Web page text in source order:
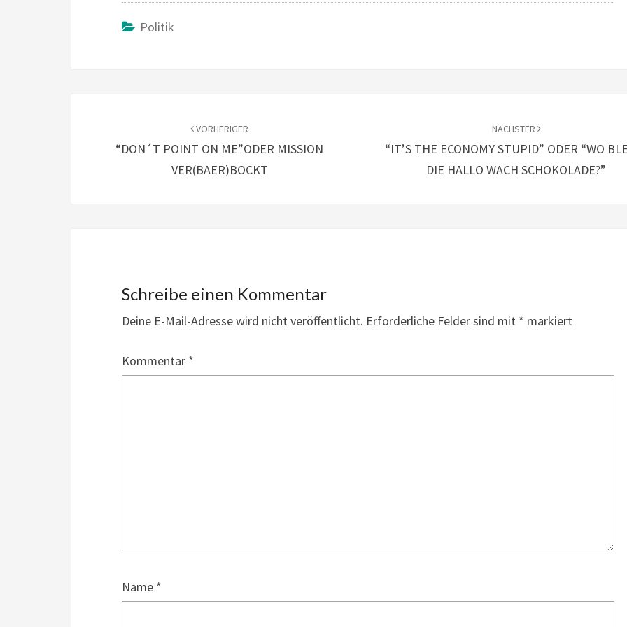
Politik
VORHERIGER
“DON´T POINT ON ME”ODER MISSION
VER(BAER)BOCKT
NÄCHSTER
“IT’S THE ECONOMY STUPID” ODER “WO
DIE HALLO WACH SCHOKOLADE?”
Schreibe einen Kommentar
Deine E-Mail-Adresse wird nicht veröffentlicht. Erforderliche Felder sind mit * markiert
Kommentar *
Name *